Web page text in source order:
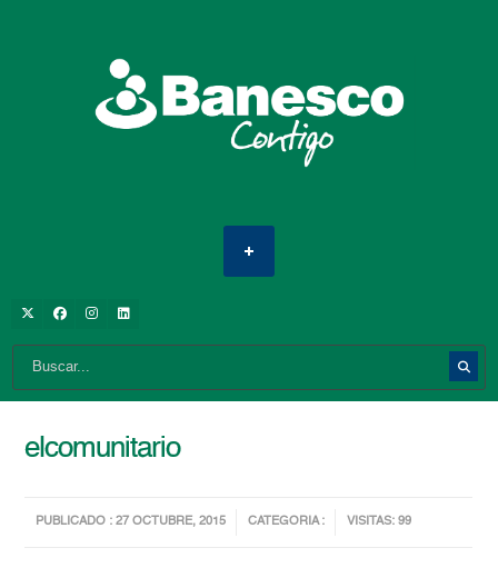
elcomunitario
PUBLICADO : 27 OCTUBRE, 2015 CATEGORIA : VISITAS: 99